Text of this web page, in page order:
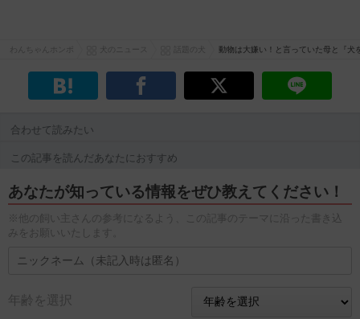
動物は大嫌い！と言っていた母と『
合わせて読みたい
この記事を読んだあなたにおすすめ
あなたが知っている情報をぜひ教えてください！
※他の飼い主さんの参考になるよう、この記事のテーマに沿った書き込
みをお願いいたします。
年齢を選択